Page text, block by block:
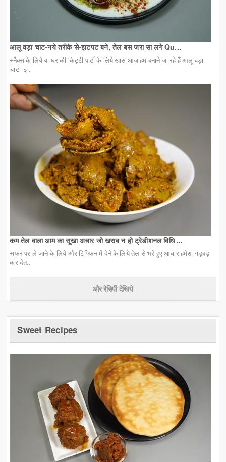
आलू वड़ा चाट-नये तरीके से-झटपट बने, तेल बस जरा सा लगे Qu...
स्नैक्स के लिये या घर की किट्टी पार्टी के लिये खास आज हम बनाने जा रहे हैं आलू वड़ा
चाट. इ...
कम तेल वाला आम का सूखा अचार जो खराब न हो ट्रेडीशनल विधि ...
सफर पर ले जाने के लिये और टिफ्फिन में देने के लिये तेल से भरे हुए आचार हमेशा गड़बड़
कर देत...
और रेसिपी देखिये
Sweet Recipes